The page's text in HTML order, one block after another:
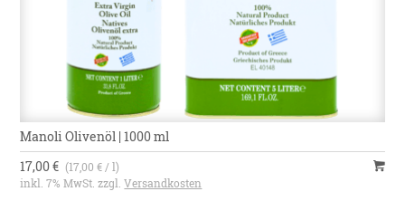
Manoli Olivenöl | 1000 ml
17,00 € (17,00 € / l)
inkl. 7% MwSt. zzgl.Versandkosten